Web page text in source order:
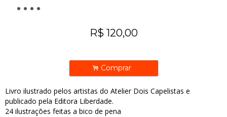
R$ 120,00
. Comprar
Livro ilustrado pelos artistas do Atelier Dois Capelistas e
publicado pela Editora Liberdade.
24 ilustrações feitas a bico de pena